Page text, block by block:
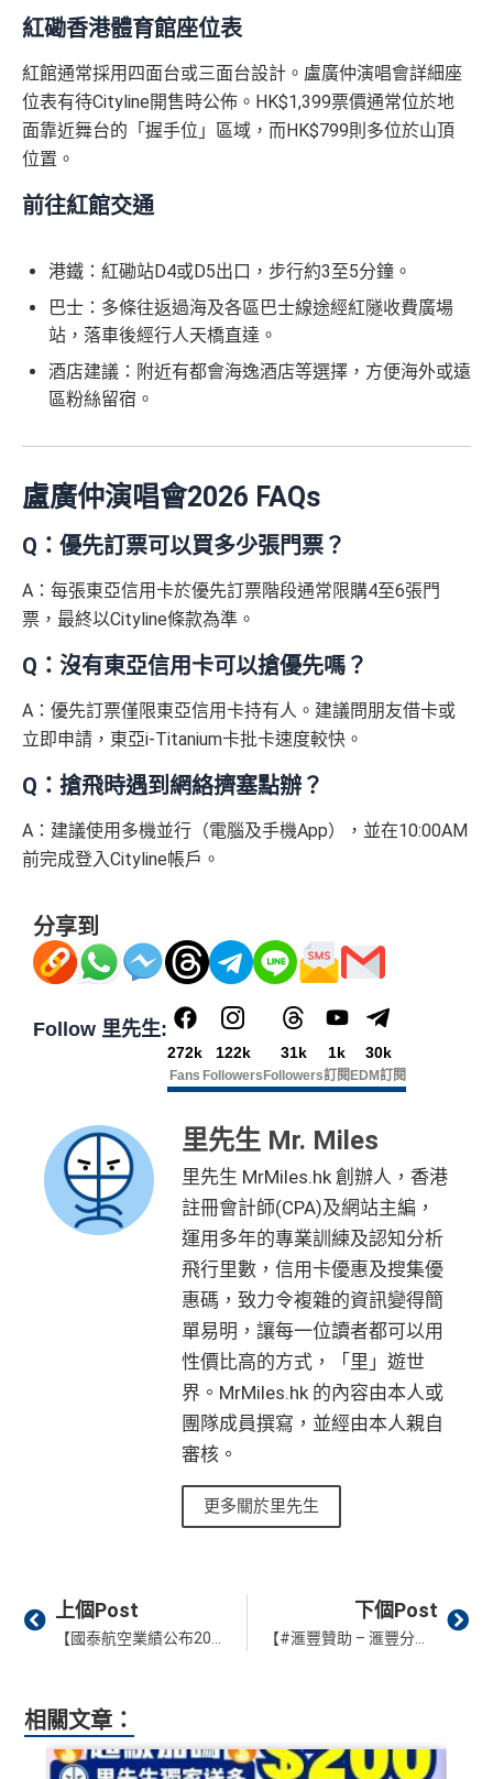
紅磡香港體育館座位表
紅館通常採用四面台或三面台設計。盧廣仲演唱會詳細座
位表有待Cityline開售時公佈。HK$1,399票價通常位於地
面靠近舞台的「握手位」區域，而HK$799則多位於山頂
位置。
前往紅館交通
港鐵：紅磡站D4或D5出口，步行約3至5分鐘。
巴士：多條往返過海及各區巴士線途經紅隧收費廣場
站，落車後經行人天橋直達。
酒店建議：附近有都會海逸酒店等選擇，方便海外或遠
區粉絲留宿。
盧廣仲演唱會2026 FAQs
Q：優先訂票可以買多少張門票？
A：每張東亞信用卡於優先訂票階段通常限購4至6張門
票，最終以Cityline條款為準。
Q：沒有東亞信用卡可以搶優先嗎？
A：優先訂票僅限東亞信用卡持有人。建議問朋友借卡或
立即申請，東亞i-Titanium卡批卡速度較快。
Q：搶飛時遇到網絡擠塞點辦？
A：建議使用多機並行（電腦及手機App），並在10:00AM
前完成登入Cityline帳戶。
分享到
Follow 里先生:
272k
Fans
122k
Followers
31k
Followers
1k
訂閱
30k
EDM訂閱
里先生 Mr. Miles
里先生 MrMiles.hk 創辦人，香港
註冊會計師(CPA)及網站主編，
運用多年的專業訓練及認知分析
飛行里數，信用卡優惠及搜集優
惠碼，致力令複雜的資訊變得簡
單易明，讓每一位讀者都可以用
性價比高的方式，「里」遊世
界。MrMiles.hk 的內容由本人或
團隊成員撰寫，並經由本人親自
審核。
更多關於里先生
Prev
上個Post 下個Post
【#滙豐贊助 – 滙豐分期「萬應錢」】網上申請送滙豐限定版紀念麻雀＋高達$10,000回贈 實際年利率低至1.88%！
相關文章：